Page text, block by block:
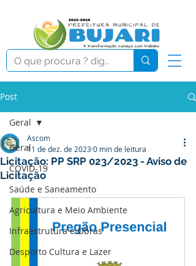
Post
Geral
COVID-19
Saúde e Saneamento
Agricultura e Meio Ambiente
Infraestrutura e Obras
Desporto Cultura e Lazer
Geral
Licitação: PP SRP 023/2023 - Aviso de
Licitação
Ascom
11 de dez. de 20230 min de leitura